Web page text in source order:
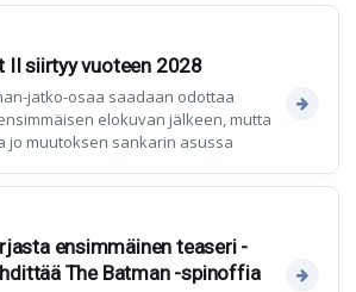
II siirtyy vuoteen 2028
jatko-osaa saadaan odottaa
elokuvan jälkeen, mutta
jo muutoksen sankarin asussa
ensimmäinen teaseri -
The Batman -spinoffia